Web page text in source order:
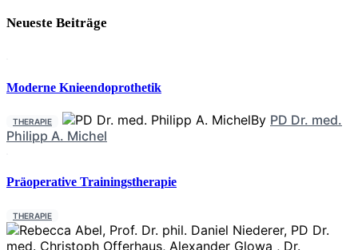
Neueste Beiträge
Moderne Knieendoprothetik
THERAPIE By PD Dr. med.
Philipp A. Michel
Präoperative Trainingstherapie
THERAPIE